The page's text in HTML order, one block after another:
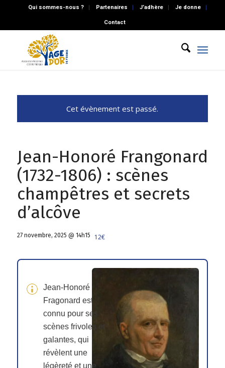
Qui sommes-nous ? Partenaires J’adhère Je donne
Contact
Cet évènement est passé.
Jean-Honoré Frangonard
(1732-1806) : scènes
champêtres et secrets
d’alcôve
27 novembre, 2025 @ 14h15 12€
Jean-Honoré
Fragonard est
connu pour ses
scènes frivoles et
galantes, qui
révèlent une
légèreté et une